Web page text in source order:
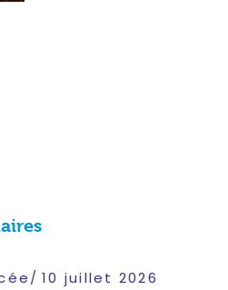
10 juillet 2026